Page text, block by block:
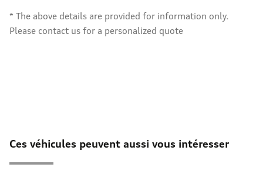
* The above details are provided for information only.
Please contact us for a personalized quote
Ces véhicules peuvent aussi vous intéresser